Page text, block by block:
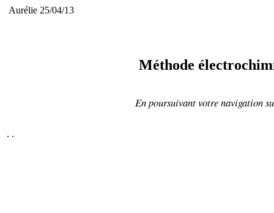
Aurélie 25/04/13
Méthode
En poursuivant votre navigation
. .